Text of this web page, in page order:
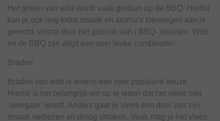
Het grillen van wild wordt vaak gedaan op de BBQ. Hierbij
kan je ook nog extra smaak en aroma’s toevoegen aan je
gerecht, vooral door het gebruik van (BBQ-)kruiden. Wild
en de BBQ zijn altijd een zeer leuke combinatie!
Braden
Braden van wild is tevens een zeer populaire keuze.
Hierbij is het belangrijk om op te letten dat het vlees niet
‘overgaar’ wordt. Anders gaat je vlees een deel van zijn
smaak verliezen en droog smaken. Vaak mag je het vlees